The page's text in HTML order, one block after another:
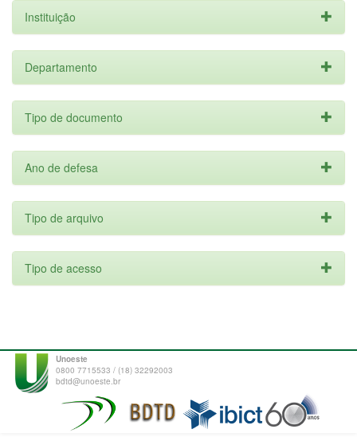
Instituição
Departamento
Tipo de documento
Ano de defesa
Tipo de arquivo
Tipo de acesso
Unoeste
0800 7715533 / (18) 32292003
bdtd@unoeste.br